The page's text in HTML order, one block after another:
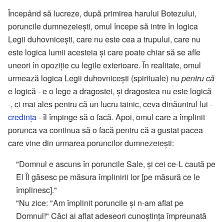
Începând să lucreze, după primirea harului Botezului,
poruncile dumnezeiești, omul începe să intre în logica
Legii duhovnicești, care nu este cea a trupului, care nu
este logica lumii acesteia și care poate chiar să se afle
uneori în opoziție cu legile exterioare. În realitate, omul
urmează logica Legii duhovnicești (spirituale) nu pentru că
e logică - e o lege a dragostei, și dragostea nu este logică
-, ci mai ales pentru că un lucru tainic, ceva dinăuntrul lui -
credința- îl împinge să o facă. Apoi, omul care a împlinit
porunca va continua să o facă pentru că a gustat pacea
care vine din urmarea poruncilor dumnezeiești:
"Domnul e ascuns în poruncile Sale, și cei ce-L caută pe
El Îl găsesc pe măsura împlinirii lor [pe măsură ce le
împlinesc]."
"Nu zice: "Am împlinit poruncile și n-am aflat pe
Domnul!" Căci ai aflat adeseori cunoștința împreunată